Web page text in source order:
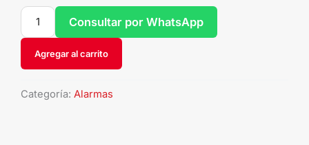
Agregar al carrito
Consultar por WhatsApp
Categoría: Alarmas